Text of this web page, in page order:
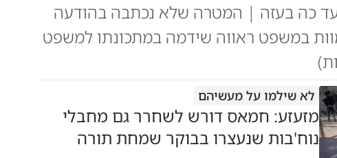
עד כה בעזה | המטרה שלא נכתבה בהודעה
במשפט ראווה שידמה במתכונתו למשפט
לא שילמו על מעשיהם
מזעזע: חמאס דורש לשחרר גם מחבלי
נוח'בות שנעצרו בבוקר שמחת תורה